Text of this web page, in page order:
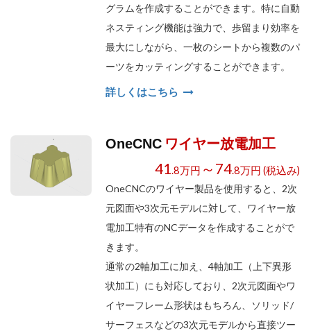
グラムを作成することができます。特に自動
ネスティング機能は強力で、歩留まり効率を
最大にしながら、一枚のシートから複数のパ
ーツをカッティングすることができます。
詳しくはこちら
OneCNC ワイヤー放電加工
41.8万円 ～74.8万円 (税込み)
OneCNCのワイヤー製品を使用すると、2次
元図面や3次元モデルに対して、ワイヤー放
電加工特有のNCデータを作成することがで
きます。
通常の2軸加工に加え、4軸加工（上下異形
状加工）にも対応しており、2次元図面やワ
イヤーフレーム形状はもちろん、ソリッド/
サーフェスなどの3次元モデルから直接ツー